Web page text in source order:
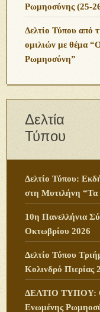
Ρωμηοσύνης (25-
Δελτίο Τύπου από
ομιλιών με θέμα
Ρωμηοσύνη”
Δελτία
Τύπου
Δελτίο Τύπου:
στη Μυτιλήνη “Τα
10η Πανελλήνια
Οκτωβρίου 2026
Δελτίο Τύπου
Κολινδρό Πιερίας
ΔΕΛΤΙΟ ΤΥΠΟΥ:
Ενωμένης